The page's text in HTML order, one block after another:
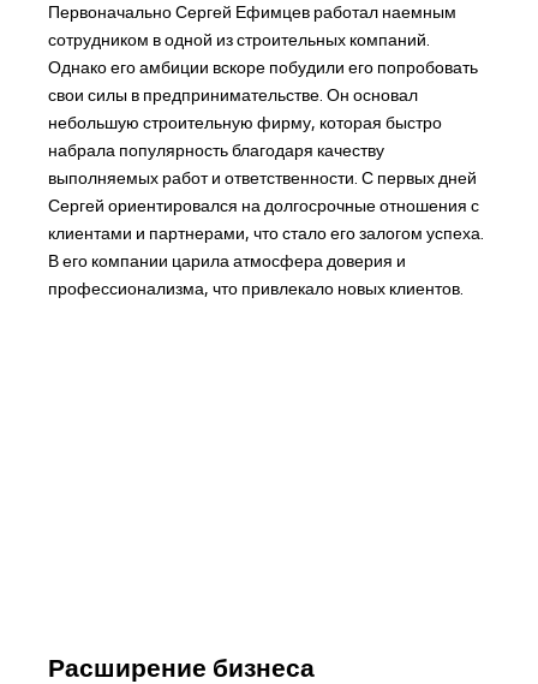
Первоначально Сергей Ефимцев работал наемным
сотрудником в одной из строительных компаний.
Однако его амбиции вскоре побудили его попробовать
свои силы в предпринимательстве. Он основал
небольшую строительную фирму, которая быстро
набрала популярность благодаря качеству
выполняемых работ и ответственности. С первых дней
Сергей ориентировался на долгосрочные отношения с
клиентами и партнерами, что стало его залогом успеха.
В его компании царила атмосфера доверия и
профессионализма, что привлекало новых клиентов.
Расширение бизнеса